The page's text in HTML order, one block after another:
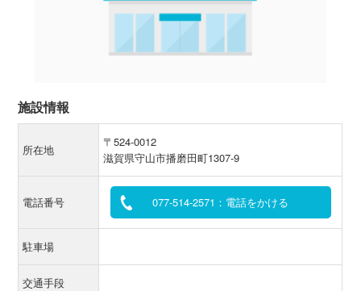
施設情報
所在地
〒524-0012
滋賀県守山市播磨田町1307-9
電話番号 077-514-2571：電話をかける
駐車場
交通手段